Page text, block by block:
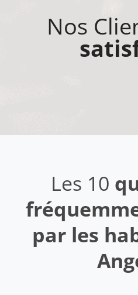
Nos
Les 10
par les